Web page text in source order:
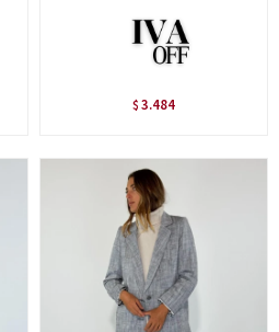
$ 3.484